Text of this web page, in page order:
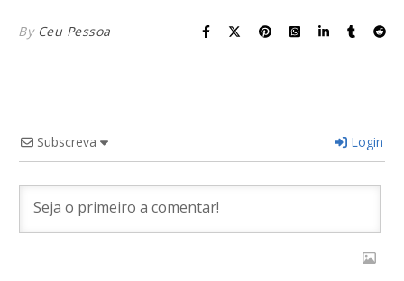
By Ceu Pessoa
Subscreva Login